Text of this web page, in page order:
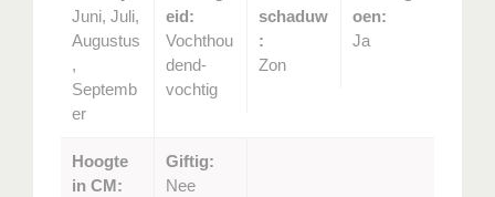
Juni, Juli,
Augustus
,
Septemb
er
eid:
Vochthou
dend-
vochtig
schaduw
:
Zon
oen:
Ja
Hoogte
in CM:
Giftig:
Nee